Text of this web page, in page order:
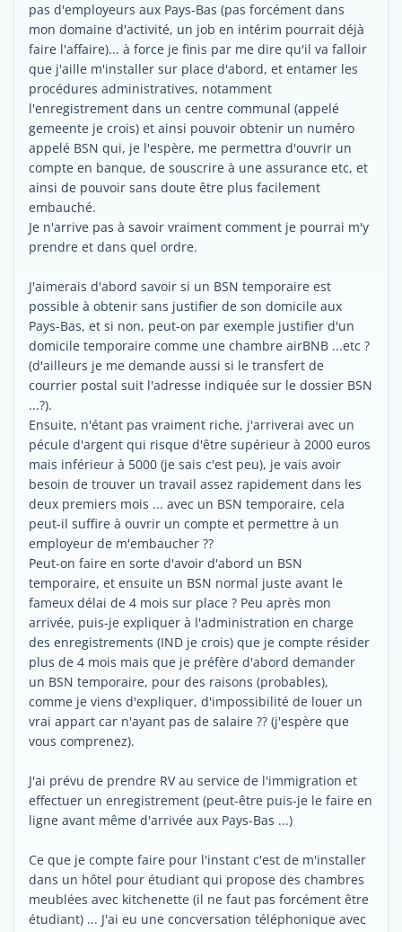
pas d'employeurs aux Pays-Bas (pas forcément dans
mon domaine d'activité, un job en intérim pourrait déjà
faire l'affaire)... à force je finis par me dire qu'il va falloir
que j'aille m'installer sur place d'abord, et entamer les
procédures administratives, notamment
l'enregistrement dans un centre communal (appelé
gemeente je crois) et ainsi pouvoir obtenir un numéro
appelé BSN qui, je l'espère, me permettra d'ouvrir un
compte en banque, de souscrire à une assurance etc, et
ainsi de pouvoir sans doute être plus facilement
embauché.
Je n'arrive pas à savoir vraiment comment je pourrai m'y
prendre et dans quel ordre.
J'aimerais d'abord savoir si un BSN temporaire est
possible à obtenir sans justifier de son domicile aux
Pays-Bas, et si non, peut-on par exemple justifier d'un
domicile temporaire comme une chambre airBNB ...etc ?
(d'ailleurs je me demande aussi si le transfert de
courrier postal suit l'adresse indiquée sur le dossier BSN
...?).
Ensuite, n'étant pas vraiment riche, j'arriverai avec un
pécule d'argent qui risque d'être supérieur à 2000 euros
mais inférieur à 5000 (je sais c'est peu), je vais avoir
besoin de trouver un travail assez rapidement dans les
deux premiers mois ... avec un BSN temporaire, cela
peut-il suffire à ouvrir un compte et permettre à un
employeur de m'embaucher ??
Peut-on faire en sorte d'avoir d'abord un BSN
temporaire, et ensuite un BSN normal juste avant le
fameux délai de 4 mois sur place ? Peu après mon
arrivée, puis-je expliquer à l'administration en charge
des enregistrements (IND je crois) que je compte résider
plus de 4 mois mais que je préfère d'abord demander
un BSN temporaire, pour des raisons (probables),
comme je viens d'expliquer, d'impossibilité de louer un
vrai appart car n'ayant pas de salaire ?? (j'espère que
vous comprenez).
J'ai prévu de prendre RV au service de l'immigration et
effectuer un enregistrement (peut-être puis-je le faire en
ligne avant même d'arrivée aux Pays-Bas ...)
Ce que je compte faire pour l'instant c'est de m'installer
dans un hôtel pour étudiant qui propose des chambres
meublées avec kitchenette (il ne faut pas forcément être
étudiant) ... J'ai eu une concversation téléphonique avec